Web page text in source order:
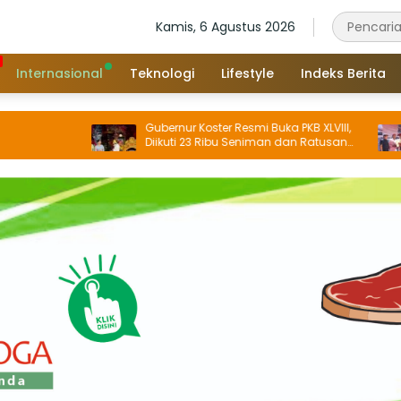
Kamis, 6 Agustus 2026
Internasional Teknologi Lifestyle Indeks Berita
Gubernur Koster Resmi Buka PKB XLVIII,
Diikuti 23 Ribu Seniman dan Ratusan
Sekaa, IKM/UMKM Digratiskan